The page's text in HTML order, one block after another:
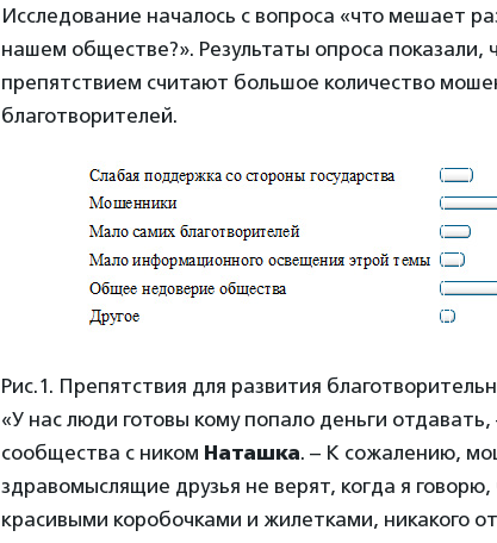
Исследование началось с вопроса «что мешает
нашем обществе?». Результаты опроса показали,
препятствием считают большое количество
благотворителей.
Рис.1. Препятствия для развития
«У нас люди готовы кому попало деньги
сообщества с ником Наташка. – К сожалению,
здравомыслящие друзья не верят, когда я
красивыми коробочками и жилетками, никакого